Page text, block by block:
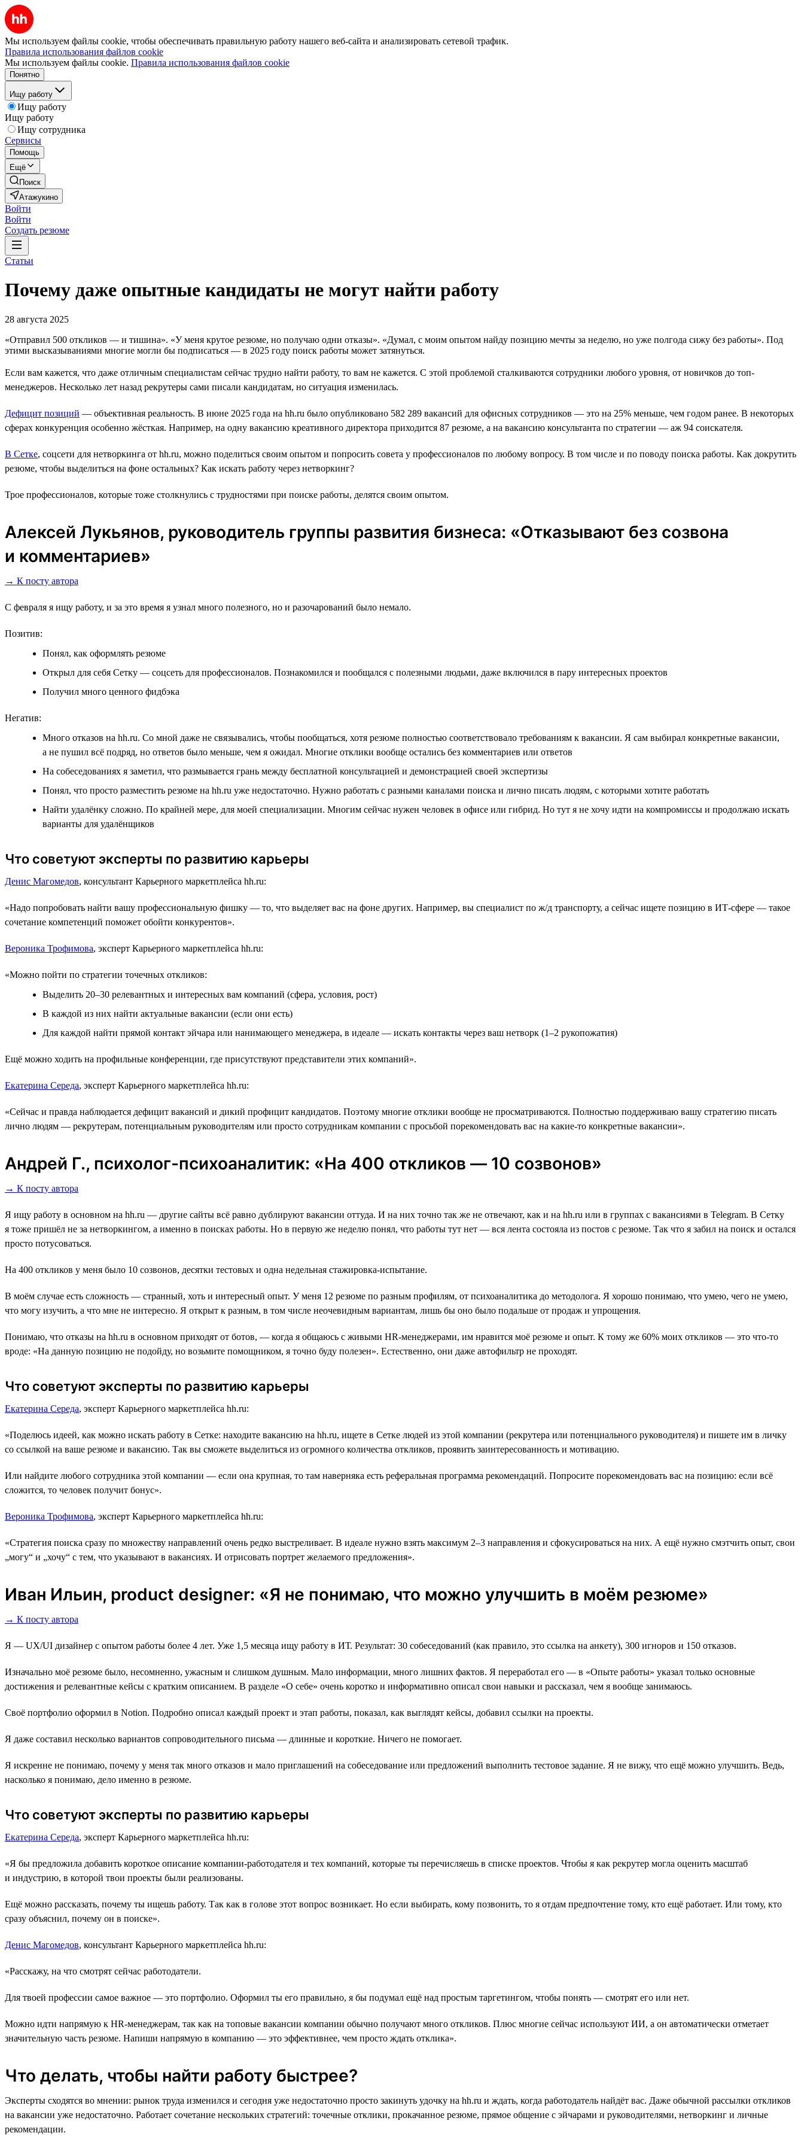
Мы используем файлы cookie, чтобы обеспечивать правильную работу нашего веб-сайта и анализировать сетевой трафик.
Правила использования файлов cookie
Мы используем файлы cookie. Правила использования файлов cookie
Понятно
Ищу работу
Ищу работу
Ищу работу
Ищу сотрудника
Сервисы
Помощь
Ещё
Поиск
Атажукино
Войти
Войти
Создать резюме
Статьи
Почему даже опытные кандидаты не могут найти работу
28 августа 2025
«Отправил 500 откликов ― и тишина». «У меня крутое резюме, но получаю одни отказы». «Думал, с моим опытом найду позицию мечты за неделю, но уже полгода сижу без работы». Под
этими высказываниями многие могли бы подписаться ― в 2025 году поиск работы может затянуться.
Если вам кажется, что даже отличным специалистам сейчас трудно найти работу, то вам не кажется. C этой проблемой сталкиваются сотрудники любого уровня, от новичков до топ-
менеджеров. Несколько лет назад рекрутеры сами писали кандидатам, но ситуация изменилась.
Дефицит позиций ― объективная реальность. В июне 2025 года на hh.ru было опубликовано 582 289 вакансий для офисных сотрудников — это на 25% меньше, чем годом ранее. В некоторых
сферах конкуренция особенно жёсткая. Например, на одну вакансию креативного директора приходится 87 резюме, а на вакансию консультанта по стратегии ― аж 94 соискателя.
В Сетке, соцсети для нетворкинга от hh.ru, можно поделиться своим опытом и попросить совета у профессионалов по любому вопросу. В том числе и по поводу поиска работы. Как докрутить
резюме, чтобы выделиться на фоне остальных? Как искать работу через нетворкинг?
Трое профессионалов, которые тоже столкнулись с трудностями при поиске работы, делятся своим опытом.
Алексей Лукьянов, руководитель группы развития бизнеса: «Отказывают без созвона
и комментариев»
→ К посту автора
С февраля я ищу работу, и за это время я узнал много полезного, но и разочарований было немало.
Позитив:
Понял, как оформлять резюме
Открыл для себя Сетку ― соцсеть для профессионалов. Познакомился и пообщался с полезными людьми, даже включился в пару интересных проектов
Получил много ценного фидбэка
Негатив:
Много отказов на hh.ru. Со мной даже не связывались, чтобы пообщаться, хотя резюме полностью соответствовало требованиям к вакансии. Я сам выбирал конкретные вакансии,
а не пушил всё подряд, но ответов было меньше, чем я ожидал. Многие отклики вообще остались без комментариев или ответов
На собеседованиях я заметил, что размывается грань между бесплатной консультацией и демонстрацией своей экспертизы
Понял, что просто разместить резюме на hh.ru уже недостаточно. Нужно работать с разными каналами поиска и лично писать людям, с которыми хотите работать
Найти удалёнку сложно. По крайней мере, для моей специализации. Многим сейчас нужен человек в офисе или гибрид. Но тут я не хочу идти на компромиссы и продолжаю искать
варианты для удалёнщиков
Что советуют эксперты по развитию карьеры
Денис Магомедов, консультант Карьерного маркетплейса hh.ru:
«Надо попробовать найти вашу профессиональную фишку ― то, что выделяет вас на фоне других. Например, вы специалист по ж/д транспорту, а сейчас ищете позицию в ИТ-сфере ― такое
сочетание компетенций поможет обойти конкурентов».
Вероника Трофимова, эксперт Карьерного маркетплейса hh.ru:
«Можно пойти по стратегии точечных откликов:
Выделить 20–30 релевантных и интересных вам компаний (сфера, условия, рост)
В каждой из них найти актуальные вакансии (если они есть)
Для каждой найти прямой контакт эйчара или нанимающего менеджера, в идеале ― искать контакты через ваш нетворк (1–2 рукопожатия)
Ещё можно ходить на профильные конференции, где присутствуют представители этих компаний».
Екатерина Середа, эксперт Карьерного маркетплейса hh.ru:
«Сейчас и правда наблюдается дефицит вакансий и дикий профицит кандидатов. Поэтому многие отклики вообще не просматриваются. Полностью поддерживаю вашу стратегию писать
лично людям ― рекрутерам, потенциальным руководителям или просто сотрудникам компании с просьбой порекомендовать вас на какие-то конкретные вакансии».
Андрей Г., психолог-психоаналитик: «На 400 откликов ― 10 созвонов»
→ К посту автора
Я ищу работу в основном на hh.ru ― другие сайты всё равно дублируют вакансии оттуда. И на них точно так же не отвечают, как и на hh.ru или в группах с вакансиями в Telegram. В Сетку
я тоже пришёл не за нетворкингом, а именно в поисках работы. Но в первую же неделю понял, что работы тут нет ― вся лента состояла из постов с резюме. Так что я забил на поиск и остался
просто потусоваться.
На 400 откликов у меня было 10 созвонов, десятки тестовых и одна недельная стажировка-испытание.
В моём случае есть сложность — странный, хоть и интересный опыт. У меня 12 резюме по разным профилям, от психоаналитика до методолога. Я хорошо понимаю, что умею, чего не умею,
что могу изучить, а что мне не интересно. Я открыт к разным, в том числе неочевидным вариантам, лишь бы оно было подальше от продаж и упрощения.
Понимаю, что отказы на hh.ru в основном приходят от ботов, ― когда я общаюсь с живыми HR-менеджерами, им нравится моё резюме и опыт. К тому же 60% моих откликов ― это что-то
вроде: «На данную позицию не подойду, но возьмите помощником, я точно буду полезен». Естественно, они даже автофильтр не проходят.
Что советуют эксперты по развитию карьеры
Екатерина Середа, эксперт Карьерного маркетплейса hh.ru:
«Поделюсь идеей, как можно искать работу в Сетке: находите вакансию на hh.ru, ищете в Сетке людей из этой компании (рекрутера или потенциального руководителя) и пишете им в личку
со ссылкой на ваше резюме и вакансию. Так вы сможете выделиться из огромного количества откликов, проявить заинтересованность и мотивацию.
Или найдите любого сотрудника этой компании ― если она крупная, то там наверняка есть реферальная программа рекомендаций. Попросите порекомендовать вас на позицию: если всё
сложится, то человек получит бонус».
Вероника Трофимова, эксперт Карьерного маркетплейса hh.ru:
«Стратегия поиска сразу по множеству направлений очень редко выстреливает. В идеале нужно взять максимум 2–3 направления и сфокусироваться на них. А ещё нужно смэтчить опыт, свои
„могу“ и „хочу“ с тем, что указывают в вакансиях. И отрисовать портрет желаемого предложения».
Иван Ильин, product designer: «Я не понимаю, что можно улучшить в моём резюме»
→ К посту автора
Я — UX/UI дизайнер с опытом работы более 4 лет. Уже 1,5 месяца ищу работу в ИТ. Результат: 30 собеседований (как правило, это ссылка на анкету), 300 игноров и 150 отказов.
Изначально моё резюме было, несомненно, ужасным и слишком душным. Мало информации, много лишних фактов. Я переработал его ― в «Опыте работы» указал только основные
достижения и релевантные кейсы с кратким описанием. В разделе «О себе» очень коротко и информативно описал свои навыки и рассказал, чем я вообще занимаюсь.
Своё портфолио оформил в Notion. Подробно описал каждый проект и этап работы, показал, как выглядят кейсы, добавил ссылки на проекты.
Я даже составил несколько вариантов сопроводительного письма ― длинные и короткие. Ничего не помогает.
Я искренне не понимаю, почему у меня так много отказов и мало приглашений на собеседование или предложений выполнить тестовое задание. Я не вижу, что ещё можно улучшить. Ведь,
насколько я понимаю, дело именно в резюме.
Что советуют эксперты по развитию карьеры
Екатерина Середа, эксперт Карьерного маркетплейса hh.ru:
«Я бы предложила добавить короткое описание компании-работодателя и тех компаний, которые ты перечисляешь в списке проектов. Чтобы я как рекрутер могла оценить масштаб
и индустрию, в которой твои проекты были реализованы.
Ещё можно рассказать, почему ты ищешь работу. Так как в голове этот вопрос возникает. Но если выбирать, кому позвонить, то я отдам предпочтение тому, кто ещё работает. Или тому, кто
сразу объяснил, почему он в поиске».
Денис Магомедов, консультант Карьерного маркетплейса hh.ru:
«Расскажу, на что смотрят сейчас работодатели.
Для твоей профессии самое важное ― это портфолио. Оформил ты его правильно, я бы подумал ещё над простым таргетингом, чтобы понять ― смотрят его или нет.
Можно идти напрямую к HR-менеджерам, так как на топовые вакансии компании обычно получают много откликов. Плюс многие сейчас используют ИИ, а он автоматически отметает
значительную часть резюме. Напиши напрямую в компанию ― это эффективнее, чем просто ждать отклика».
Что делать, чтобы найти работу быстрее?
Эксперты сходятся во мнении: рынок труда изменился и сегодня уже недостаточно просто закинуть удочку на hh.ru и ждать, когда работодатель найдёт вас. Даже обычной рассылки откликов
на вакансии уже недостаточно. Работает сочетание нескольких стратегий: точечные отклики, прокачанное резюме, прямое общение с эйчарами и руководителями, нетворкинг и личные
рекомендации.